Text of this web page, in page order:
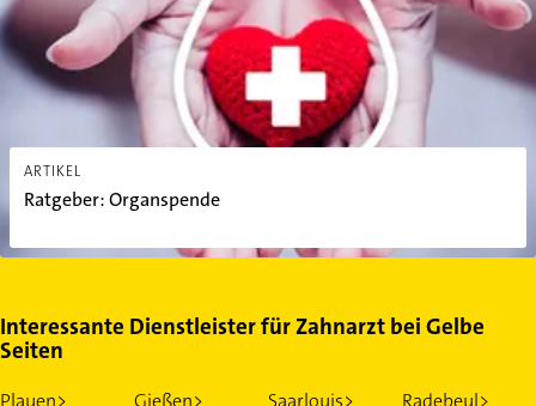
ARTIKEL
Ratgeber: Organspende
Interessante Dienstleister für Zahnarzt bei Gelbe
Seiten
Plauen> Gießen> Saarlouis>
Radebeul>